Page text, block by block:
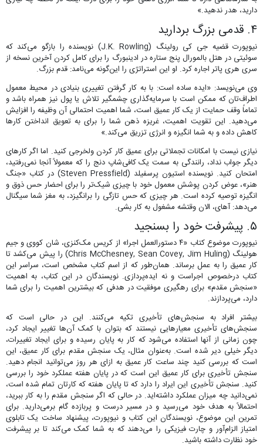
دارید، هدر ندهید.»
۴. قدمی بزرگ بردارید
نیوپورت قضیه جی کی رولینگ (J.K. Rowling) نویسنده را بازگو می‌کند که
سوئیتی در هتل بالمورال پنج ستاره در ادینبورگ را برای کامل کردن آخرین نسخه از
سری هری پاتر اجاره کرد. او این استراتژی را این‌گونه می‌نامد: قدم بزرگ.
وی می‌نویسد: «ایده ساده است: با به کار گرفتن تغییری بنیادی در محیط معمول
اطراف‌تان که ممکن است با سرمایه‌گذاری چشمگیر تلاش یا پول نیز همراه باشد و
تماماً وقف حمایت از یک کار عمیق است، شما اهمیت احتمالی آن وظیفه را افزایش
می‌دهید. این تقویت اهمیت، غریزه ذهن شما را برای به تعویق انداختن کارها
کاهش داده و به شما انگیزه و انرژی تزریق می‌کند.»
نیازی نیست با امکانات تجملاتی برای عمیق کار کردن ولخرجی کنید. اما اگر کارهای
دیگر جواب نداد، رانندگی به سمت یک کافی‌شاپ دنج را که معمولاً آنجا نمی‌رفتید،
امتحان کنید. نویسنده استیون پرسفیلد (Steven Pressfield) در کتاب «جنگ
هنر»، عوض کردن پوشش معمول خود با چیزی شیک‌تر را برای احضار حس ذوق و
انگیزه توصیه کرده است. هر چیزی که حس تازگی را برانگیزد، به مغز شما سیگنال
می‌دهد: آهای، الان وقتشه مشغول به کار بشی.
۵. پیشرفت خود را بسنجید
نیوپورت موضوع کتاب «۴ دستورالعمل اجرا» از کریس مک‌کنزی، شان کووی و جیم
هولینگ (Chris McChesney, Sean Covey, Jim Huling) را پیش می‌کشد تا
کار عمیق را به عمل برساند. همان‌طور که از اسم کتاب مشخص است، سراسر این
کتاب درخصوص اجراست و نه ایده‌پردازی. نویسندگان در این کتاب، به اهمیت
«سنجش مقدم» برای رهگیری موفقیت در هدفی که بیشترین اهمیت را برای شما
دارد، می‌پردازند.
بیشتر افراد به سنجش‌های تأخیری تکیه می‌کنند. اين در حالی است كه
سنجش‌های تأخیری معیارهایی نیستند که بتوان با کمک آن‌ها تغییر ایجاد کرد،
چون زمانی از آنها استفاده می‌شود که کار به پایان رسیده و برای ایجاد تغییرات،
دیگر خیلی دیر شده است. به‌عنوان مثال، یک سنجش مقدم برای کار عمیق، این
است که بررسی کنید چند ساعت کار عمیق به ازای هر روز می‌توانید انجام دهید.
سنجش تأخیری برای کار عمیق این است که در پایان هفته عملکرد خود را بررسی
کنید. سنجش تأخیری این ایراد را دارد که تا پایان هفته که کارتان تمام شده است،
نمی‌دانید چه میزان عملکرد داشته‌اید. در حالی که اگر سنجش مقدم را به کار ببرید،
احتمالاً به هدف خود می‌رسید و در مسیر درست و پربازده گام برمی‌دارید. برای
تمرین این موضوع، نویسندگان این کتاب و نیوپورت، پیشنهاد ساخت یک تابلوی
امتیاز الزام‌آور و چارت فیزیکی را می‌دهند که به شما کمک می‌کند تا بر پیشرفت
خود نظارت داشته باشید.